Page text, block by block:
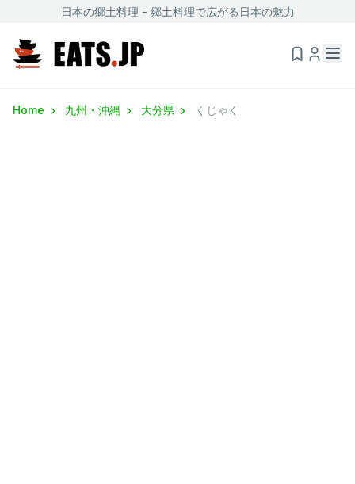
日本の郷土料理 - 郷土料理で広がる日本の魅力
Home 九州・沖縄 大分県 くじゃく